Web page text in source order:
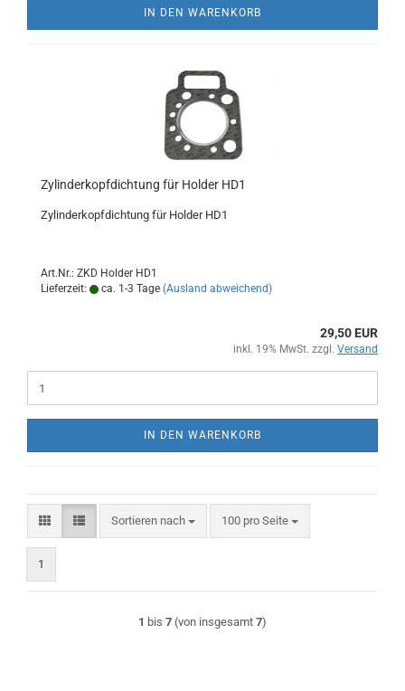
IN DEN WARENKORB
Zylinderkopfdichtung für Holder HD1
Zylinderkopfdichtung für Holder HD1
Art.Nr.: ZKD Holder HD1
Lieferzeit:
ca. 1-3 Tage (Ausland abweichend)
29,50 EUR
inkl. 19% MwSt. zzgl. Versand
IN DEN WARENKORB
Sortieren nach
Sortieren nach 100 pro Seite
pro Seite
1
1 bis 7 (von insgesamt 7)